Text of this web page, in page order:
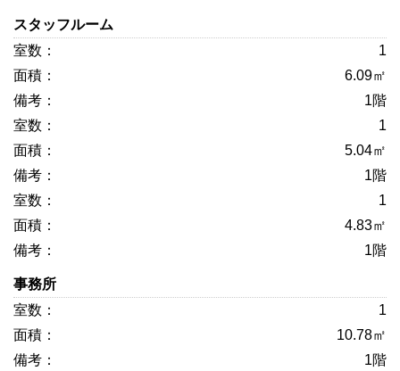
スタッフルーム
1
6.09㎡
1階
1
5.04㎡
1階
1
4.83㎡
1階
事務所
1
10.78㎡
1階